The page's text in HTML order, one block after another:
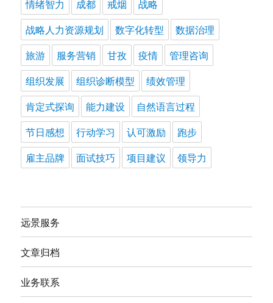
情绪智力
成都 戒烟
战略
战略人力资源规划
数字化转型
数据治理
旅游
服务营销 甘孜 疫情
管理咨询
组织发展
组织诊断模型
绩效管理
肯定式探询
能力建设
自然语言过程
节日感想
行动学习 认可激励
跑步
雇主品牌
面试技巧 项目建议 领导力
远景服务
文章归档
业务联系